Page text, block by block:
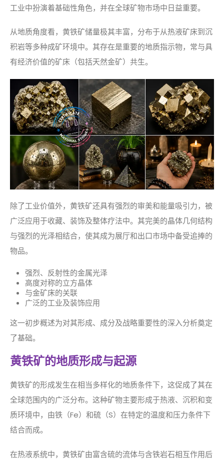
工业中扮演着基础性角色，并在全球矿物市场中日益重要。
从地质角度看，黄铁矿储量极其丰富，分布于从热液矿床到沉
积岩等多种成矿环境中。其存在是重要的地质指示物，常与具
有经济价值的矿床（包括天然金矿）共生。
除了工业价值外，黄铁矿还具有强烈的审美和能量吸引力，被
广泛应用于收藏、装饰及整体疗法中。其完美的晶体几何结构
与强烈的光泽相结合，使其成为展厅和出口市场中备受追捧的
物品。
强烈、反射性的金属光泽
高度对称的立方晶体
与金矿床的关联
广泛的工业及装饰应用
这一初步概述为对其形成、成分及战略重要性的深入分析奠定
了基础。
黄铁矿的地质形成与起源
黄铁矿的形成发生在相当多样化的地质条件下，这促成了其在
全球范围内的广泛分布。这种矿物主要形成于热液、沉积和变
质环境中，由铁（Fe）和硫（S）在特定的温度和压力条件下
结合而成。
在热液系统中，黄铁矿由富含硫的流体与含铁岩石相互作用后